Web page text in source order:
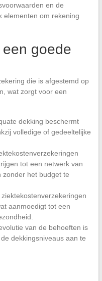
en de
elementen om rekening
goede
die is afgestemd op
wat zorgt voor een
dekking beschermt
volledige of gedeeltelijke
tot een netwerk van
zonder het budget te
aanmoedigt tot een
van de behoeften is
dekkingsniveaus aan te